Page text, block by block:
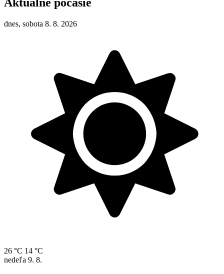
dnes, sobota 8. 8. 2026
26 °C 14 °C
nedeľa 9. 8.